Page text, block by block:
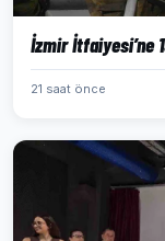
İzmir İtfaiyesi’ne
21 saat önce